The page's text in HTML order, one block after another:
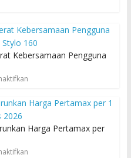
Kebersamaan Pengguna
Harga Pertamax per